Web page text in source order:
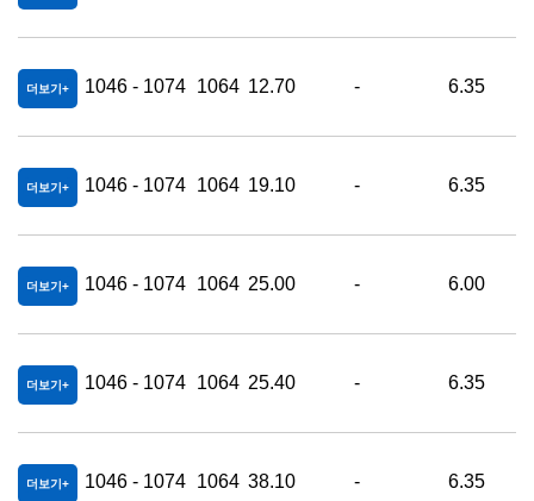
더보기 1046 - 1074 1064 12.70 - 6.35
더보기 1046 - 1074 1064 19.10 - 6.35
더보기 1046 - 1074 1064 25.00 - 6.00
더보기 1046 - 1074 1064 25.40 - 6.35
더보기 1046 - 1074 1064 38.10 - 6.35